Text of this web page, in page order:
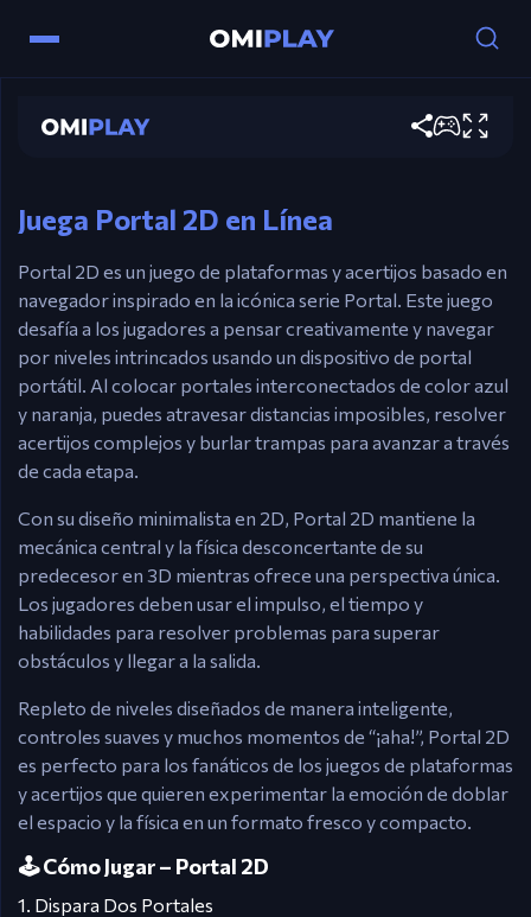
Portal 2D
AD / ⬅️➡️ Flechas – Mover.
W / ⬆️ Flecha – Saltar.
Clic Izquierdo del Ratón – Disparar portal azul.
naranja.
Juega Portal 2D en Línea
Portal 2D es un juego de plataformas y acertijos basado en
navegador inspirado en la icónica serie Portal. Este juego
desafía a los jugadores a pensar creativamente y navegar
por niveles intrincados usando un dispositivo de portal
portátil. Al colocar portales interconectados de color azul
y naranja, puedes atravesar distancias imposibles, resolver
acertijos complejos y burlar trampas para avanzar a través
de cada etapa.
Con su diseño minimalista en 2D, Portal 2D mantiene la
mecánica central y la física desconcertante de su
predecesor en 3D mientras ofrece una perspectiva única.
Los jugadores deben usar el impulso, el tiempo y
habilidades para resolver problemas para superar
obstáculos y llegar a la salida.
Repleto de niveles diseñados de manera inteligente,
controles suaves y muchos momentos de “¡aha!”, Portal 2D
es perfecto para los fanáticos de los juegos de plataformas
y acertijos que quieren experimentar la emoción de doblar
el espacio y la física en un formato fresco y compacto.
🕹️ Cómo Jugar – Portal 2D
1. Dispara Dos Portales